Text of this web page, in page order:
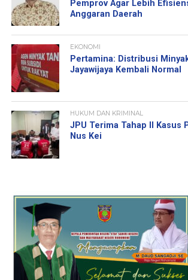
Pemprov Agar Lebih
Anggaran Daerah
EKONOMI
Pertamina: Distribusi
Jayawijaya Kembali Normal
HUKUM DAN KRIMINAL
JPU Terima Tahap II Kasus
Nus Kei